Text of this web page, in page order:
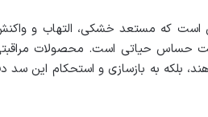
که مستعد خشکی، التهاب و
حساس حیاتی است. محصولات مراقبتی
بلکه به بازسازی و استحکام این سد